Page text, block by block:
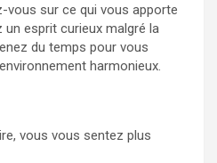
sur ce qui vous apporte
esprit curieux malgré la
du temps pour vous
harmonieux.
vous vous sentez plus